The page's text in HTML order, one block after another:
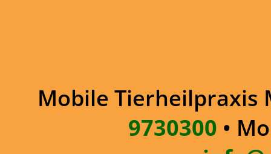
Mobile Tierheilpraxis
9730300 •